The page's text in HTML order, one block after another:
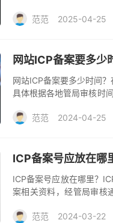
范范
2025-04-25
网站ICP备案要多少
网站ICP备案要多少时间
具体根据各地管局审核时
范范
2024-04-25
ICP备案号应放在哪
ICP备案号应放在哪里？
案相关资料，经管局审核
要求链接信息产业部备案
范范 2024-03-22